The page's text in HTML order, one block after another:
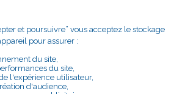
doc docx odt.